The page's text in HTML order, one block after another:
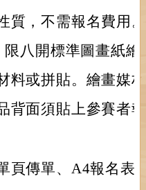
質，不需報名費用
限八開標準圖畫紙
料或拼貼。繪畫媒
背面須貼上參賽者
頁傳單、A4報名表